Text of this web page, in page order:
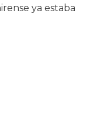
ya estaba